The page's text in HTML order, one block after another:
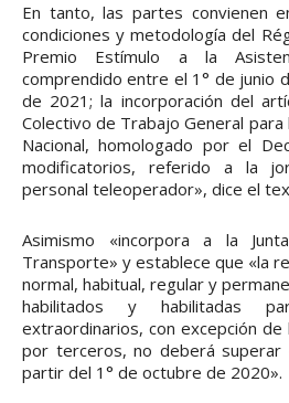
En tanto, las partes convienen
condiciones y metodología del
Premio Estímulo a la
comprendido entre el 1° de junio
de 2021; la incorporación del
Colectivo de Trabajo General para
Nacional, homologado por el
modificatorios, referido a la
personal teleoperador», dice el
Asimismo «incorpora a la
Transporte» y establece que «la
normal, habitual, regular y
habilitados y habilitadas
extraordinarios, con excepción
por terceros, no deberá
partir del 1° de octubre de 2020».